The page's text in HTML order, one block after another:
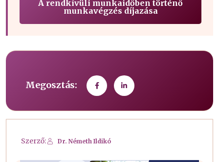
A rendkívüli munkaidőben történő
munkavégzés díjazása
Megosztás:
Szerző: Dr. Németh Ildikó